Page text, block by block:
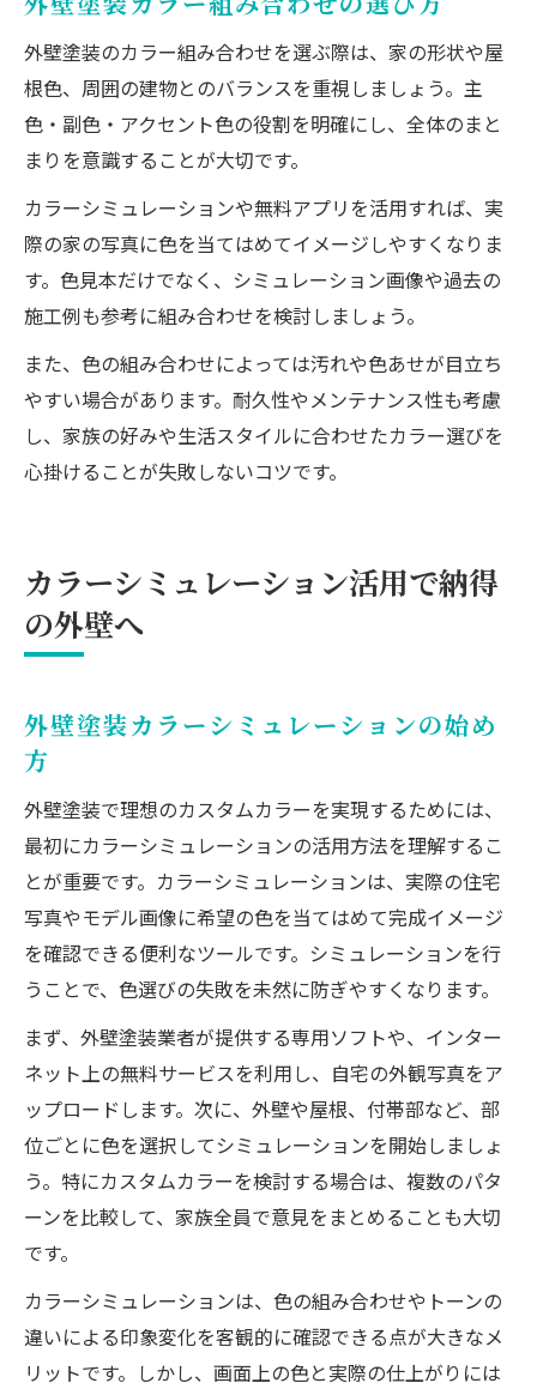
外壁塗装のカラー組み合わせを選ぶ際は、家の形状や屋
根色、周囲の建物とのバランスを重視しましょう。主
色・副色・アクセント色の役割を明確にし、全体のまと
まりを意識することが大切です。
カラーシミュレーションや無料アプリを活用すれば、実
際の家の写真に色を当てはめてイメージしやすくなりま
す。色見本だけでなく、シミュレーション画像や過去の
施工例も参考に組み合わせを検討しましょう。
また、色の組み合わせによっては汚れや色あせが目立ち
やすい場合があります。耐久性やメンテナンス性も考慮
し、家族の好みや生活スタイルに合わせたカラー選びを
心掛けることが失敗しないコツです。
カラーシミュレーション活用で納得
の外壁へ
外壁塗装カラーシミュレーションの始め
方
外壁塗装で理想のカスタムカラーを実現するためには、
最初にカラーシミュレーションの活用方法を理解するこ
とが重要です。カラーシミュレーションは、実際の住宅
写真やモデル画像に希望の色を当てはめて完成イメージ
を確認できる便利なツールです。シミュレーションを行
うことで、色選びの失敗を未然に防ぎやすくなります。
まず、外壁塗装業者が提供する専用ソフトや、インター
ネット上の無料サービスを利用し、自宅の外観写真をア
ップロードします。次に、外壁や屋根、付帯部など、部
位ごとに色を選択してシミュレーションを開始しましょ
う。特にカスタムカラーを検討する場合は、複数のパタ
ーンを比較して、家族全員で意見をまとめることも大切
です。
カラーシミュレーションは、色の組み合わせやトーンの
違いによる印象変化を客観的に確認できる点が大きなメ
リットです。しかし、画面上の色と実際の仕上がりには